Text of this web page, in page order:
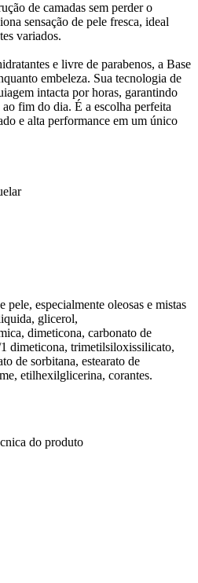
de camadas sem perder o
sensação de pele fresca, ideal
variados.
e livre de parabenos, a Base
embeleza. Sua tecnologia de
intacta por horas, garantindo
fim do dia. É a escolha perfeita
e alta performance em um único
pele, especialmente oleosas e mistas
glicerol,
dimeticona, carbonato de
dimeticona, trimetilsiloxissilicato,
de sorbitana, estearato de
etilhexilglicerina, corantes.
do produto